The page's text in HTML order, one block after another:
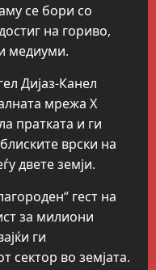
се бори со
на гориво,
медиуми.
Дијаз-Канел
мрежа Х
пратката и ги
врски на
двете земји.
гест на
за милиони
ги
сектор во земјата.